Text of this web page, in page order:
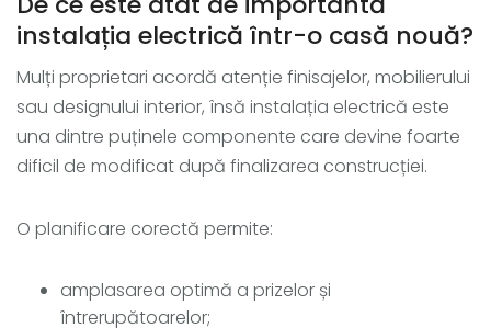
instalația electrică într-o casă nouă?
Mulți proprietari acordă atenție finisajelor, mobilierului
sau designului interior, însă instalația electrică este
una dintre puținele componente care devine foarte
dificil de modificat după finalizarea construcției.
O planificare corectă permite:
amplasarea optimă a prizelor și
întrerupătoarelor;